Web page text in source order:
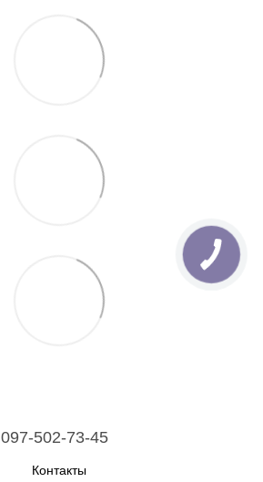
097-502-73-45
Контакты